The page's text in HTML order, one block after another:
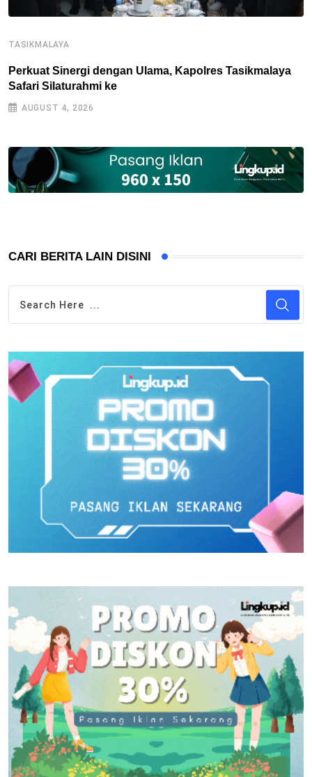
TASIKMALAYA
Perkuat Sinergi dengan Ulama, Kapolres Tasikmalaya
Safari Silaturahmi ke
AUGUST 4, 2026
CARI BERITA LAIN DISINI